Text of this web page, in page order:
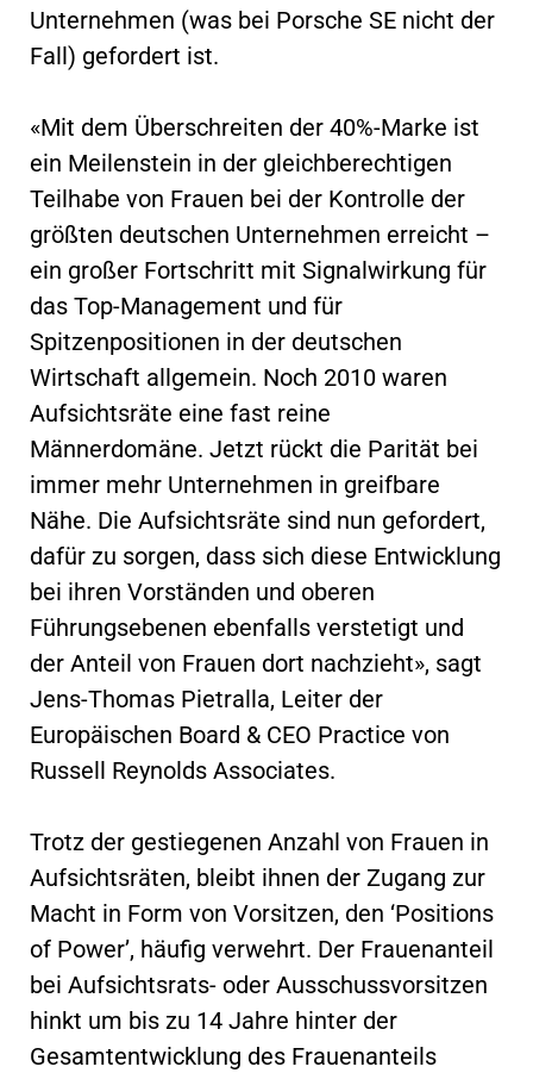
Unternehmen (was bei Porsche SE nicht der
Fall) gefordert ist.
«Mit dem Überschreiten der 40%-Marke ist
ein Meilenstein in der gleichberechtigen
Teilhabe von Frauen bei der Kontrolle der
größten deutschen Unternehmen erreicht –
ein großer Fortschritt mit Signalwirkung für
das Top-Management und für
Spitzenpositionen in der deutschen
Wirtschaft allgemein. Noch 2010 waren
Aufsichtsräte eine fast reine
Männerdomäne. Jetzt rückt die Parität bei
immer mehr Unternehmen in greifbare
Nähe. Die Aufsichtsräte sind nun gefordert,
dafür zu sorgen, dass sich diese Entwicklung
bei ihren Vorständen und oberen
Führungsebenen ebenfalls verstetigt und
der Anteil von Frauen dort nachzieht», sagt
Jens-Thomas Pietralla, Leiter der
Europäischen Board & CEO Practice von
Russell Reynolds Associates.
Trotz der gestiegenen Anzahl von Frauen in
Aufsichtsräten, bleibt ihnen der Zugang zur
Macht in Form von Vorsitzen, den ‘Positions
of Power’, häufig verwehrt. Der Frauenanteil
bei Aufsichtsrats- oder Ausschussvorsitzen
hinkt um bis zu 14 Jahre hinter der
Gesamtentwicklung des Frauenanteils